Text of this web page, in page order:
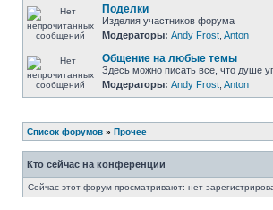
Поделки
Изделия участников форума
Модераторы: Andy Frost Anton
Общение на любые темы
Здесь можно писать все, что душе
Модераторы: Andy Frost Anton
Список форумов » Прочее
Кто сейчас на конференции
Сейчас этот форум просматривают: нет